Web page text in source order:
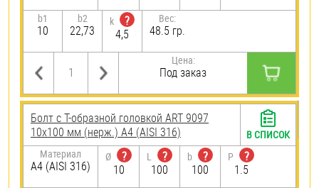
b1
10
b2
22,73
k
?
4,5
Вес:
48.5 гр.
Цена:
Под заказ
Болт с Т-образной головкой ART 9097
10х100 мм (нерж.) A4 (AISI 316)
Материал
A4 (AISI 316)
Ø
?
10
L
?
100
b
?
100
P
?
1.5
В СПИСОК